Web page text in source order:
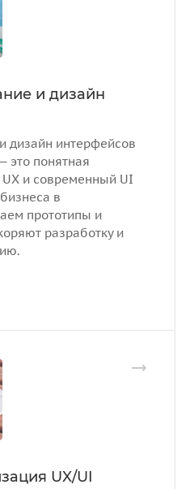
и дизайн
дизайн интерфейсов
это понятная
UX и современный UI
в
прототипы и
разработку и
UX/UI